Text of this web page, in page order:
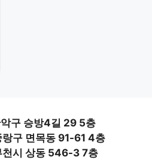
구 승방4길 29 5층
구 면목동 91-61 4층
천시 상동 546-3 7층